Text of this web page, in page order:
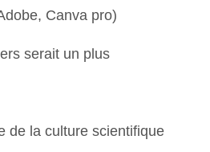
Canva pro)
serait un plus
de la culture scientifique